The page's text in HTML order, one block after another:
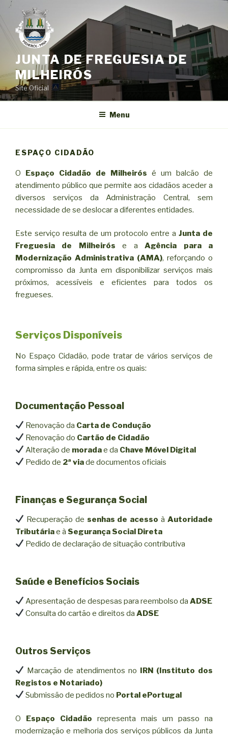
Saltar
o
conteúdo
JUNTA DE FREGUESIA DE
MILHEIRÓS
Site Oficial
Menu
ESPAÇO CIDADÃO
O Espaço Cidadão de Milheirós é um balcão de
atendimento público que permite aos cidadãos aceder a
diversos serviços da Administração Central, sem
necessidade de se deslocar a diferentes entidades.
Este serviço resulta de um protocolo entre a Junta de
Freguesia de Milheirós e aAgência para a
Modernização Administrativa (AMA), reforçando o
compromisso da Junta em disponibilizar serviços mais
próximos, acessíveis e eficientes para todos os
fregueses.
Serviços Disponíveis
No Espaço Cidadão, pode tratar de vários serviços de
forma simples e rápida, entre os quais:
Documentação Pessoal
Renovação da Carta de Condução
Renovação do Cartão de Cidadão
Alteração de moradae da Chave Móvel Digital
Pedido de 2ª viade documentos oficiais
Finanças e Segurança Social
Recuperação de senhas de acesso à Autoridade
Tributáriae à Segurança Social Direta
Pedido de declaração de situação contributiva
Saúde e Benefícios Sociais
Apresentação de despesas para reembolso daADSE
Consulta do cartão e direitos daADSE
Outros Serviços
Marcação de atendimentos no IRN (Instituto dos
Registos e Notariado)
Submissão de pedidos no Portal ePortugal
O Espaço Cidadão representa mais um passo na
modernização e melhoria dos serviços públicos da Junta